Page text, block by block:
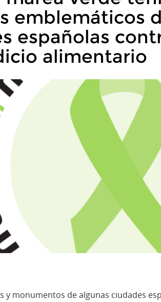
emblemáticos
españolas
alimentario
y monumentos de algunas ciudades